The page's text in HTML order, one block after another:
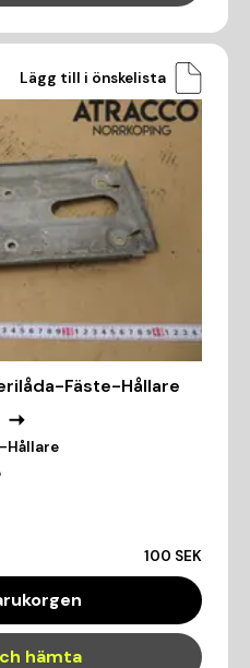
Lägg till i önskelista
Fäste-Hållare
Hållare
100 SEK
hämta